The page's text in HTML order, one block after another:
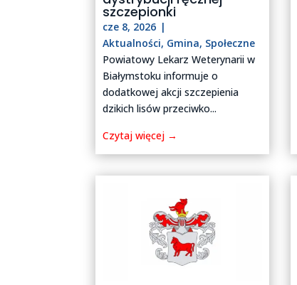
szczepionki
cze 8, 2026 |
Aktualności, Gmina, Społeczne
Powiatowy Lekarz Weterynarii w
Białymstoku informuje o
dodatkowej akcji szczepienia
dzikich lisów przeciwko...
Czytaj więcej →